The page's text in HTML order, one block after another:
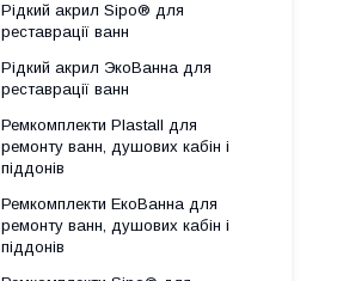
Рідкий акрил Sipo® для
реставрації ванн
Рідкий акрил ЭкоВанна для
реставрації ванн
Ремкомплекти Plastall для
ремонту ванн, душових кабін і
піддонів
Ремкомплекти ЕкоВанна для
ремонту ванн, душових кабін і
піддонів